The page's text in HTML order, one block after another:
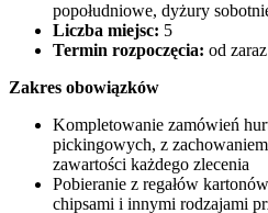
popołudniowe, dyżury
Liczba miejsc: 5
Termin rozpoczęcia: od zaraz
Zakres obowiązków
Kompletowanie zamówień
pickingowych, z
zawartości każdego zlecenia
Pobieranie z regałów
chipsami i innymi rodzajami